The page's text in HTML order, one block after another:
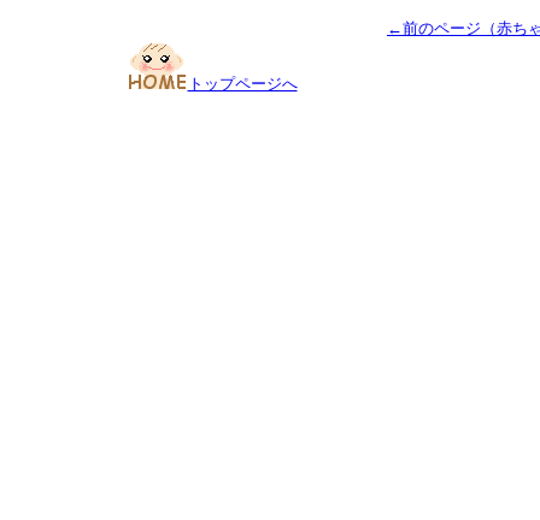
←前のページ（赤ち
トップページへ